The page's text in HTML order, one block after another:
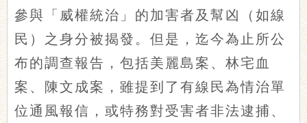
參與「威權統治」的加害者及幫凶（如線
民）之身分被揭發。但是，迄今為止所公
布的調查報告，包括美麗島案、林宅血
案、陳文成案，雖提到了有線民為情治單
位通風報信，或特務對受害者非法逮捕、